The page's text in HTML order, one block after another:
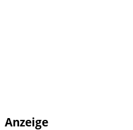
Anzeige